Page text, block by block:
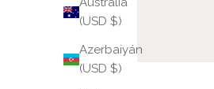
(USD $)
Azerbaiyán
(USD $)